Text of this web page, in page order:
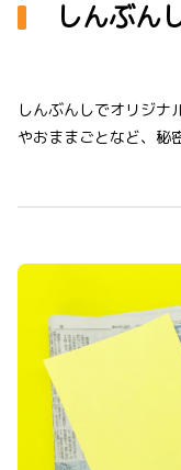
しんぶん
しんぶんしでオリジナ
やおままごとなど、秘